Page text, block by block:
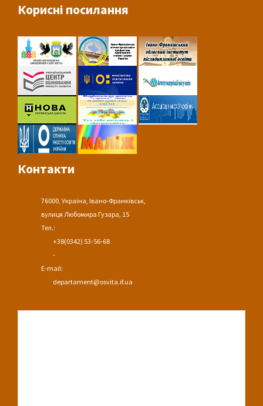
Корисні посилання
Контакти
76000, Україна, Івано-Франківськ,
вулиця Любомира Гузара, 15
Тел.:
+38(0342) 53-56-68
-
E-mail:
departament@osvita.if.ua